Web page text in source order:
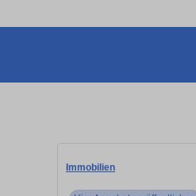
Immobilien